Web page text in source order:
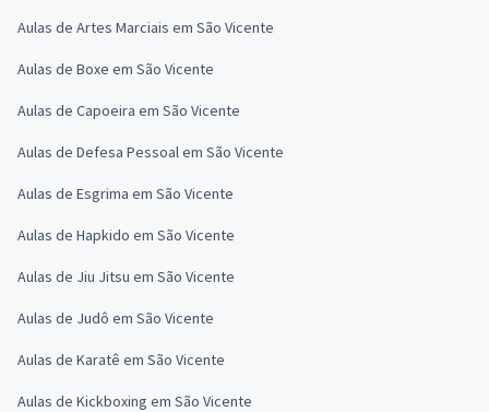
Aulas de Artes Marciais em São Vicente
Aulas de Boxe em São Vicente
Aulas de Capoeira em São Vicente
Aulas de Defesa Pessoal em São Vicente
Aulas de Esgrima em São Vicente
Aulas de Hapkido em São Vicente
Aulas de Jiu Jitsu em São Vicente
Aulas de Judô em São Vicente
Aulas de Karatê em São Vicente
Aulas de Kickboxing em São Vicente